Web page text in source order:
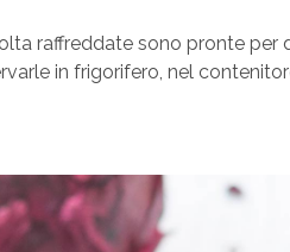
raffreddate sono pronte
in frigorifero, nel